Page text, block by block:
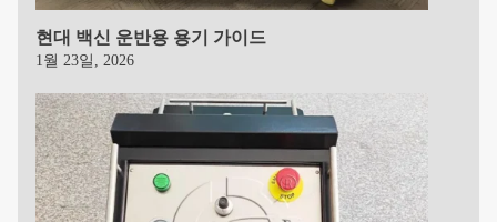
현대 백신 운반용 용기 가이드
1월 23일, 2026